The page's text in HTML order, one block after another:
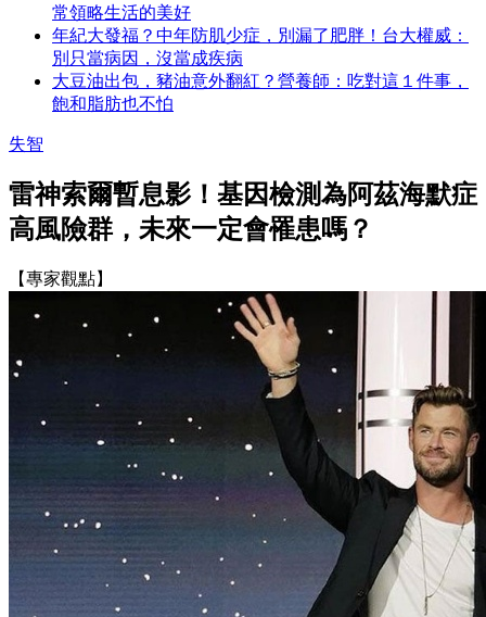
常領略生活的美好
年紀大發福？中年防肌少症，別漏了肥胖！台大權威：
別只當病因，沒當成疾病
大豆油出包，豬油意外翻紅？營養師：吃對這１件事，
飽和脂肪也不怕
失智
雷神索爾暫息影！基因檢測為阿茲海默症
高風險群，未來一定會罹患嗎？
【專家觀點】